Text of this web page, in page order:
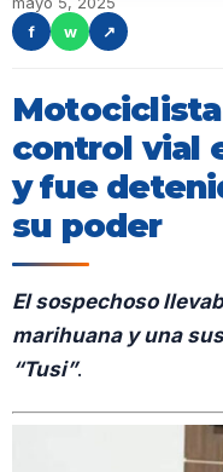
f
w ↗
control vial
y fue
su poder
El sospechoso
marihuana y una
“Tusi”.